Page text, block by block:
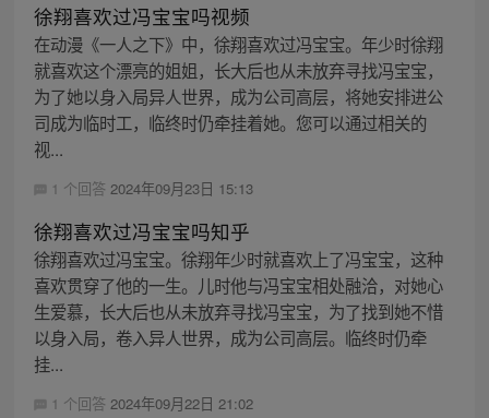
徐翔喜欢过冯宝宝吗视频
在动漫《一人之下》中，徐翔喜欢过冯宝宝。年少时徐翔
就喜欢这个漂亮的姐姐，长大后也从未放弃寻找冯宝宝，
为了她以身入局异人世界，成为公司高层，将她安排进公
司成为临时工，临终时仍牵挂着她。您可以通过相关的
视...
1 个回答 2024年09月23日 15:13
徐翔喜欢过冯宝宝吗知乎
徐翔喜欢过冯宝宝。徐翔年少时就喜欢上了冯宝宝，这种
喜欢贯穿了他的一生。儿时他与冯宝宝相处融洽，对她心
生爱慕，长大后也从未放弃寻找冯宝宝，为了找到她不惜
以身入局，卷入异人世界，成为公司高层。临终时仍牵
挂...
1 个回答 2024年09月22日 21:02